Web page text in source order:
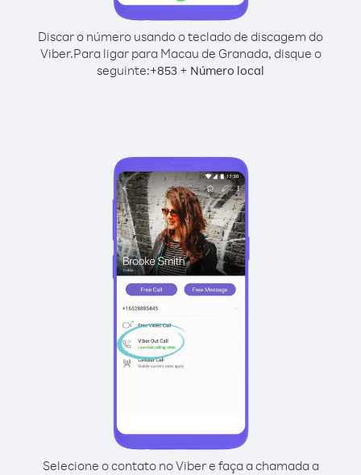
Discar o número usando o teclado de discagem do
Viber.Para ligar para Macau de Granada, disque o
seguinte:+853 + Número local
Selecione o contato no Viber e faça a chamada a